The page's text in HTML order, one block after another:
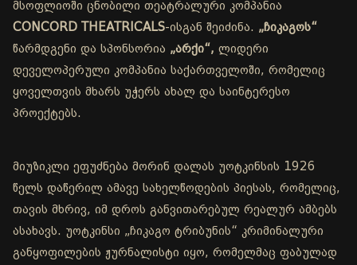
მსოფლიოში ცნობილი თეატრალური კომპანია
CONCORD THEATRICALS-ისგან შეიძინა. „ჩიკაგოს“
წარმდგენი და სპონსორია „არქი“, ლიდერი
დეველოპერული კომპანია საქართველოში, რომელიც
ყოველთვის მხარს უჭერს ახალ და საინტერესო
პროექტებს.
მიუზიკლი ეფუძნება მორინ დალას უოტკინსის 1926
წელს დაწერილ ამავე სახელწოდების პიესას, რომელიც,
თავის მხრივ, იმ დროს განვითარებულ რეალურ ამბებს
ასახავს. უოტკინსი „ჩიკაგო ტრიბუნის“ კრიმინალური
განყოფილების ჟურნალისტი იყო, რომელმაც ფაბულად